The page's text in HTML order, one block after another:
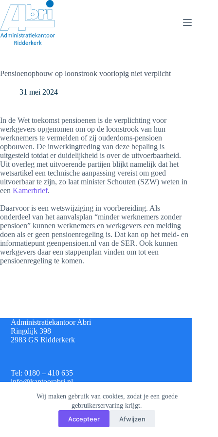
naar
de
inhoud
Wij maken gebruik van cookies, zodat je een goede
gebruikerservaring krijgt.
Accepteer Afwijzen
Pensioenopbouw op loonstrook voorlopig niet verplicht
31 mei 2024
In de Wet toekomst pensioenen is de verplichting voor
werkgevers opgenomen om op de loonstrook van hun
werknemers te vermelden of zij ouderdoms-pensioen
opbouwen. De inwerkingtreding van deze bepaling is
uitgesteld totdat er duidelijkheid is over de uitvoerbaarheid.
Uit overleg met uitvoerende partijen blijkt namelijk dat het
wetsartikel een technische aanpassing vereist om goed
uitvoerbaar te zijn, zo laat minister Schouten (SZW) weten in
een Kamerbrief.
Daarvoor is een wetswijziging in voorbereiding. Als
onderdeel van het aanvalsplan “minder werknemers zonder
pensioen” kunnen werknemers en werkgevers een melding
doen als er geen pensioenregeling is. Dat kan op het meld- en
informatiepunt geenpensioen.nl van de SER. Ook kunnen
werkgevers daar een stappenplan vinden om tot een
pensioenregeling te komen.
Administratiekantoor Abri
Ringdijk 398
2983 GS Ridderkerk
Tel: 0180 – 410 635
info@kantoorabri.nl
IBAN: NL 08 INGB 0693 4313 42